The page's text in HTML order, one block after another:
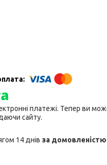
платежі. Тепер ви
сайту.
14 днів за домовленістю